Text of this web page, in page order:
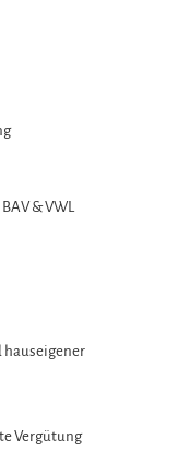
& VWL
hauseigener
Vergütung